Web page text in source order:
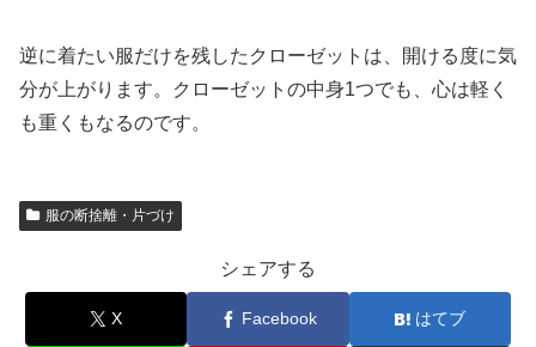
逆に着たい服だけを残したクローゼットは、開ける度に気
分が上がります。クローゼットの中身1つでも、心は軽く
も重くもなるのです。
服の断捨離・片づけ
シェアする
X Facebook はてブ